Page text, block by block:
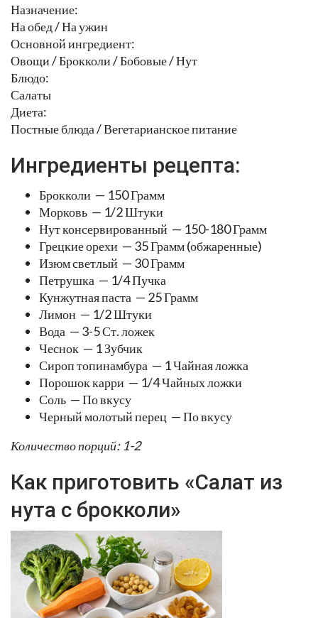
Назначение:
На обед / На ужин
Основной ингредиент:
Овощи / Брокколи / Бобовые / Нут
Блюдо:
Салаты
Диета:
Постные блюда / Вегетарианское питание
Ингредиенты рецепта:
Брокколи — 150 Грамм
Морковь — 1/2 Штуки
Нут консервированный — 150-180 Грамм
Грецкие орехи — 35 Грамм (обжаренные)
Изюм светлый — 30 Грамм
Петрушка — 1/4 Пучка
Кунжутная паста — 25 Грамм
Лимон — 1/2 Штуки
Вода — 3-5 Ст. ложек
Чеснок — 1 Зубчик
Сироп топинамбура — 1 Чайная ложка
Порошок карри — 1/4 Чайных ложки
Соль — По вкусу
Черный молотый перец — По вкусу
Количество порций: 1-2
Как приготовить «Салат из
нута с брокколи»